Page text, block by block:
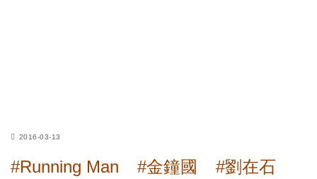
2016-03-13
#Running Man #金鐘國 #劉在石